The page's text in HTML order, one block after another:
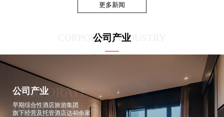
更多新闻
公司产业
CORPORATE INDUSTRY
CORPORATE
INDUSTRY
公司产业
早期综合性酒店旅游集团
旗下经营及托管酒店达40余家